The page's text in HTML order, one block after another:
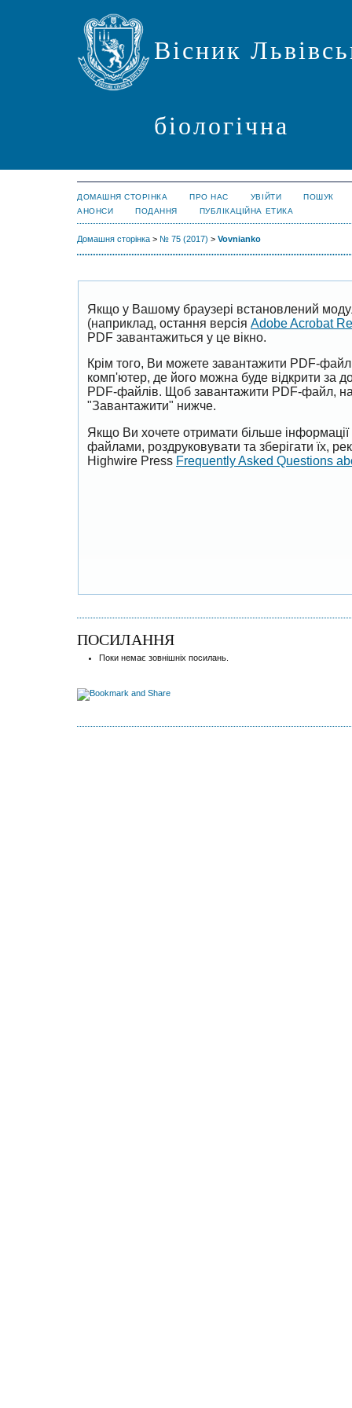
Вісник
біологічна
ДОМАШНЯ СТОРІНКА ПРО НАС УВІЙТИ
ПОШУК
АНОНСИ
ПОДАННЯ ПУБЛІКАЦІЙНА ЕТИКА
Домашня сторінка > № 75 (2017) > Vovnianko
Якщо у Вашому браузері встановлений
(наприклад, остання версія Adobe Acrobat
PDF завантажиться у це вікно.
Крім того, Ви можете завантажити PDF-
комп'ютер, де його можна буде відкрити за
PDF-файлів. Щоб завантажити PDF-файл,
"Завантажити" нижче.
Якщо Ви хочете отримати більше
файлами, роздруковувати та зберігати їх,
Highwire Press Frequently Asked Questions
ПОСИЛАННЯ
Поки немає зовнішніх посилань.